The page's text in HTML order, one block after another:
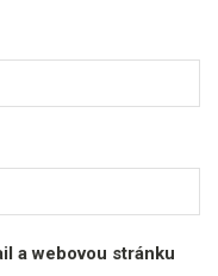
a webovou stránku